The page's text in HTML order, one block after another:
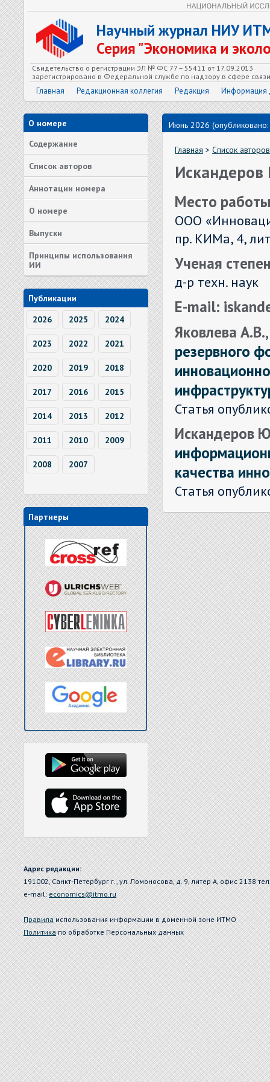
Научный журнал НИУ
Серия "Экономика и
Свидетельство о регистрации ЭЛ № ФС 77 – 55411 от 17.09.2013
зарегистрировано в Федеральной службе по надзору в сфере
Главная Редакционная коллегия Редакция Информация
О номере
Содержание
Список авторов
Аннотации номера
О номере
Выпуски
Принципы использования
ИИ
Публикации
2026
2025 2024
2023 2022 2021
2020 2019 2018
2017 2016 2015
2014 2013 2012
2011 2010 2009
2008 2007
Партнеры
Июнь 2026
Главная > Список авторов
Место
ООО
пр. КИМа, 4,
Ученая
д-р техн. наук
E-mail:
Яковлева
резервного
Статья
Искандеров
качества
Статья
Адрес редакции:
191002, Санкт-Петербург г., ул. Ломоносова, д. 9, литер А, офис 2138
e-mail:economics@itmo.ru
Правилаиспользования информации в доменной зоне ИТМО
Политикапо обработке Персональных данных